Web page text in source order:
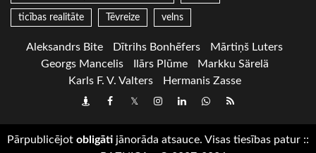
ticības realitāte Tēvreize velns
Aleksandrs Bite Dītrihs Bonhēfers
Mārtiņš Luters
Georgs Mancelis
Ilārs Plūme
Markku Särelä
Karls F. V. Valters
Hermanis Zasse
DraugiemFacebook
TwitterInstagram
LinkedInwhatsapp
RSS
Pārpublicējot obligāti jānorāda atsauce. Visas tiesības patur ::